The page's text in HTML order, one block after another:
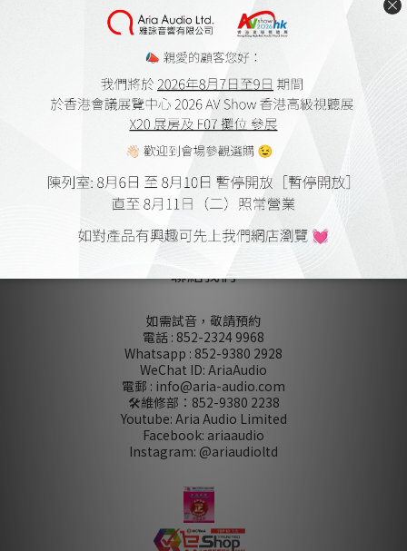
條款及細則
無障礙聲明
私隠政策
陳列室
香港銅鑼灣屈臣道 4-6 號海景大廈
B 座 10 樓 1010-1012 室
(MTR : 炮台山 A / 天后 A2 出口)
營業時間 10:00 -19:00
午飯時間 14:00 -15:00
週日及公眾假期 休息
聯絡我們
如需試音，敬請預約
電話 : 852-2324 9968
Whatsapp : 852-9380 2928
WeChat ID: AriaAudio
電郵 : info@aria-audio.com
🛠️維修部： 852-9380 2238
Youtube: Aria Audio Limited
Facebook: ariaaudio
Instagram: @ariaudioltd